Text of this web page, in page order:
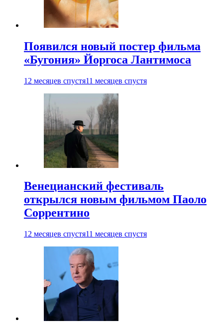
Появился новый постер фильма
«Бугония» Йоргоса Лантимоса
12 месяцев спустя11 месяцев спустя
Венецианский фестиваль
открылся новым фильмом Паоло
Соррентино
12 месяцев спустя11 месяцев спустя